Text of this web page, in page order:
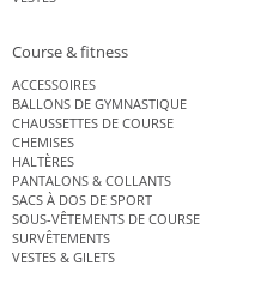
Course & fitness
ACCESSOIRES
BALLONS DE GYMNASTIQUE
CHAUSSETTES DE COURSE
CHEMISES
HALTÈRES
PANTALONS & COLLANTS
SACS À DOS DE SPORT
SOUS-VÊTEMENTS DE COURSE
SURVÊTEMENTS
VESTES & GILETS